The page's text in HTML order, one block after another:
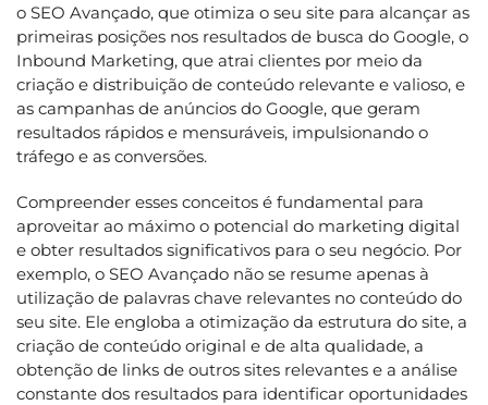
o SEO Avançado, que otimiza o seu site para alcançar as
primeiras posições nos resultados de busca do Google, o
Inbound Marketing, que atrai clientes por meio da
criação e distribuição de conteúdo relevante e valioso, e
as campanhas de anúncios do Google, que geram
resultados rápidos e mensuráveis, impulsionando o
tráfego e as conversões.
Compreender esses conceitos é fundamental para
aproveitar ao máximo o potencial do marketing digital
e obter resultados significativos para o seu negócio. Por
exemplo, o SEO Avançado não se resume apenas à
utilização de palavras chave relevantes no conteúdo do
seu site. Ele engloba a otimização da estrutura do site, a
criação de conteúdo original e de alta qualidade, a
obtenção de links de outros sites relevantes e a análise
constante dos resultados para identificar oportunidades